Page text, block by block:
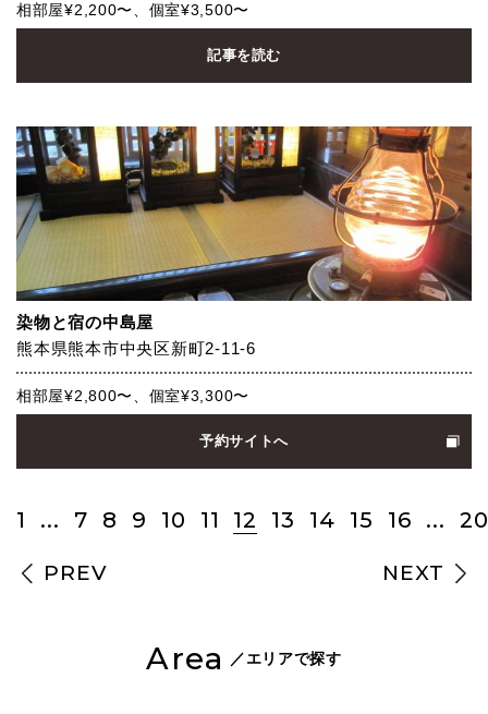
相部屋¥2,200〜、個室¥3,500〜
記事を読む
染物と宿の中島屋
熊本県熊本市中央区新町2-11-6
相部屋¥2,800〜、個室¥3,300〜
予約サイトへ
PREV
1 ... 7 8 9 10 11 12 13 14 15 16 ... 20
NEXT
Area ／エリアで探す